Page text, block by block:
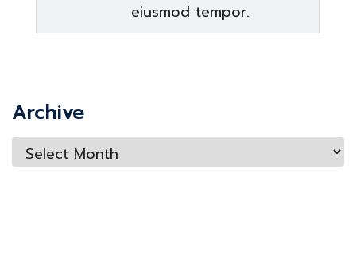
eiusmod tempor.
Archive